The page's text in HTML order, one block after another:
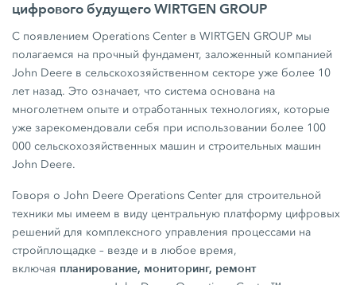
цифрового будущего WIRTGEN GROUP
С появлением Operations Center в WIRTGEN GROUP мы
полагаемся на прочный фундамент, заложенный компанией
John Deere в сельскохозяйственном секторе уже более 10
лет назад. Это означает, что система основана на
многолетнем опыте и отработанных технологиях, которые
уже зарекомендовали себя при использовании более 100
000 сельскохозяйственных машин и строительных машин
John Deere.
Говоря о John Deere Operations Center для строительной
техники мы имеем в виду центральную платформу цифровых
решений для комплексного управления процессами на
стройплощадке – везде и в любое время,
включая планирование, мониторинг, ремонт